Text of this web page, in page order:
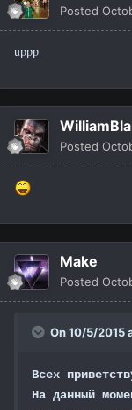
Posted
uppp
Posted
Make
Posted
On 10/5/2015
Всех
На данный